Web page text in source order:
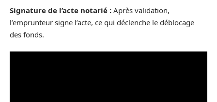
Signature de l’acte notarié : Après validation,
l’emprunteur signe l’acte, ce qui déclenche le déblocage
des fonds.